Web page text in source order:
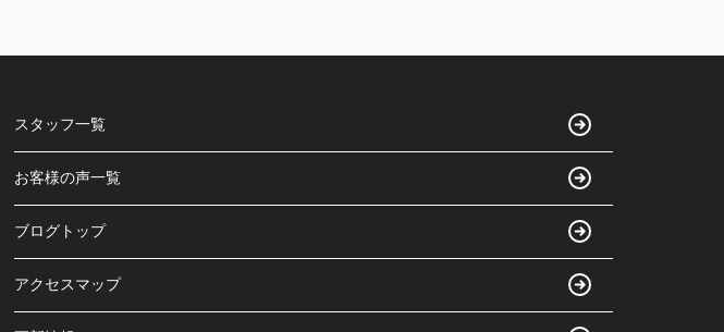
スタッフ一覧
お客様の声一覧
ブログトップ
アクセスマップ